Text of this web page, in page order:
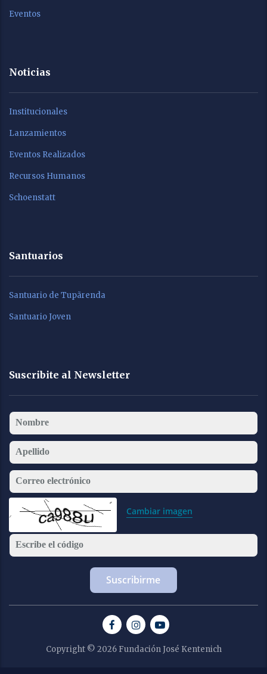
Eventos
Noticias
Institucionales
Lanzamientos
Eventos Realizados
Recursos Humanos
Schoenstatt
Santuarios
Santuario de Tupãrenda
Santuario Joven
Suscribite al Newsletter
Nombre
Apellido
Correo electrónico
Cambiar imagen
Escribe el código
Copyright © 2026 Fundación José Kentenich